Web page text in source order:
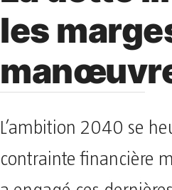
les
L’ambition 2040 se
contrainte financière